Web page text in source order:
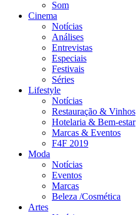
Som
Cinema
Notícias
Análises
Entrevistas
Especiais
Festivais
Séries
Lifestyle
Notícias
Restauração & Vinhos
Hotelaria & Bem-estar
Marcas & Eventos
F4F 2019
Moda
Notícias
Eventos
Marcas
Beleza /Cosmética
Artes